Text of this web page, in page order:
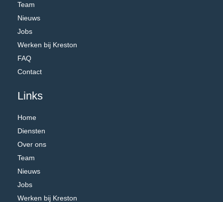
Team
Nieuws
Jobs
Werken bij Kreston
FAQ
Contact
Links
Home
Diensten
Over ons
Team
Nieuws
Jobs
Werken bij Kreston